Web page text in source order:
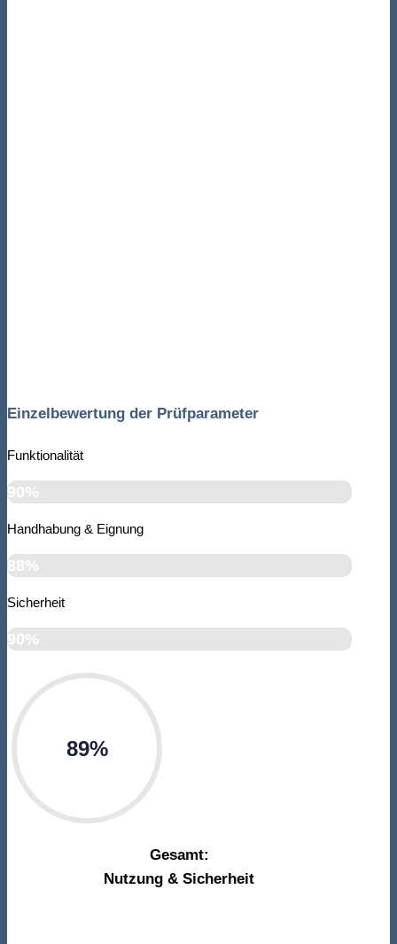
Einzelbewertung der Prüfparameter
Funktionalität
90%
Handhabung & Eignung
88%
Sicherheit
90%
89%
Gesamt:
Nutzung & Sicherheit